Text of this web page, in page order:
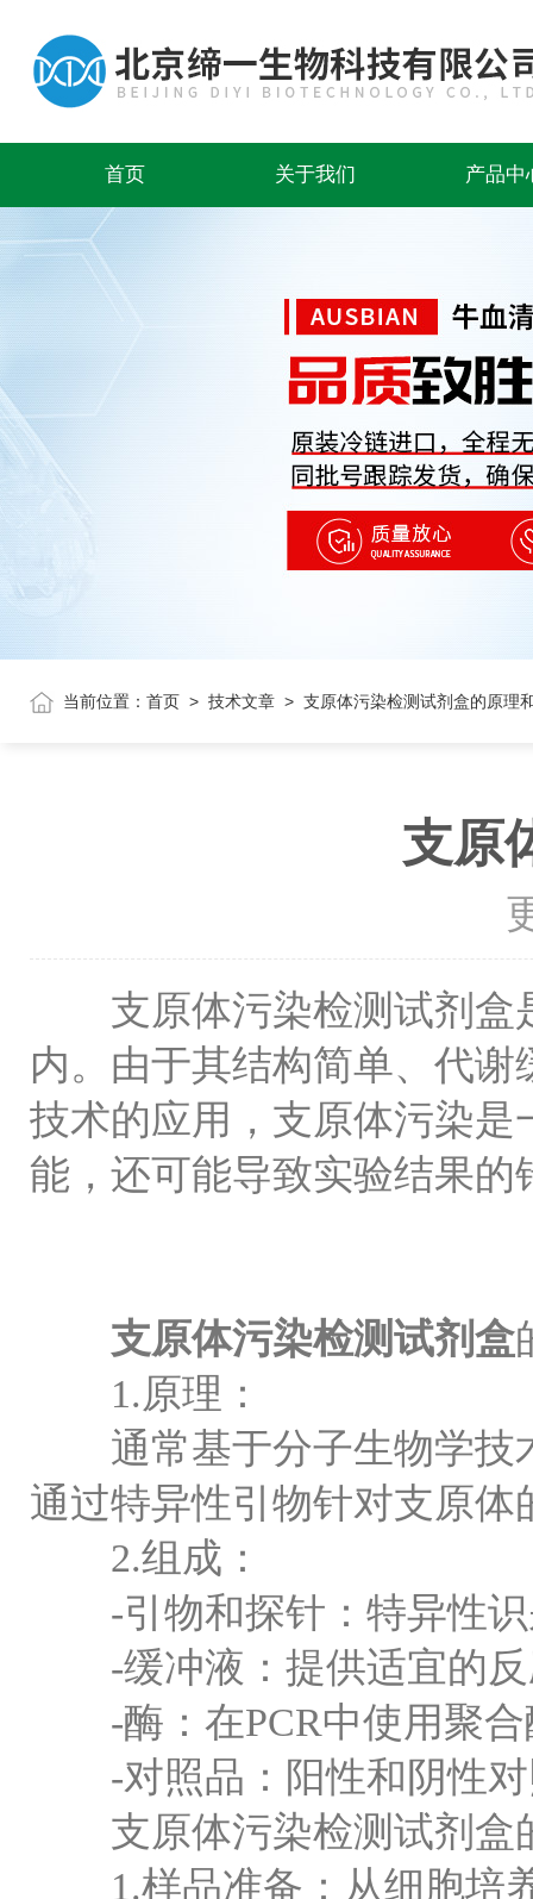
首页 关于我们 产品中
当前位置： 首页 > 技术文章 > 支原体污染检测试剂盒的原理
支原
支原体污染检测试剂盒是
内。由于其结构简单、代
技术的应用，支原体污染
能，还可能导致实验结果
支原体污染检测试剂盒
1.原理：
通常基于分子生物学技术
通过特异性引物针对支原
2.组成：
-引物和探针：特异性识
-缓冲液：提供适宜的反
-酶：在PCR中使用聚合
-对照品：阳性和阴性对
支原体污染检测试剂盒
1.样品准备：从细胞培养